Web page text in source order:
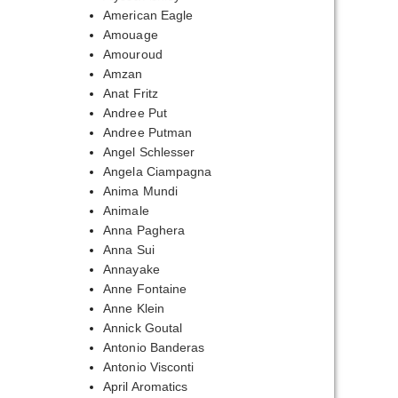
American Eagle
Amouage
Amouroud
Amzan
Anat Fritz
Andree Put
Andree Putman
Angel Schlesser
Angela Ciampagna
Anima Mundi
Animale
Anna Paghera
Anna Sui
Annayake
Anne Fontaine
Anne Klein
Annick Goutal
Antonio Banderas
Antonio Visconti
April Aromatics